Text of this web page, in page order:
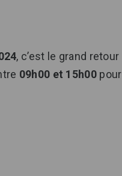
, c’est le grand retour
09h00 et 15h00pour